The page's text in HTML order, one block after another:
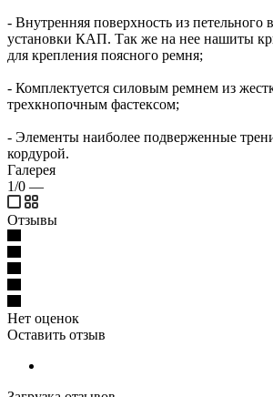
- Внутренняя поверхность из петельного
установки КАП. Так же на нее нашиты
для крепления поясного ремня;
- Комплектуется силовым ремнем из
трехкнопочным фастексом;
- Элементы наиболее подверженные
кордурой.
Галерея
1/0 —
Отзывы
Нет оценок
Оставить отзыв